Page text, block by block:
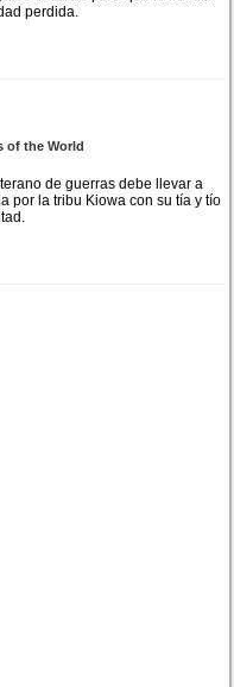
perdida.
of the World
de guerras debe llevar a
por la tribu Kiowa con su tía y tío